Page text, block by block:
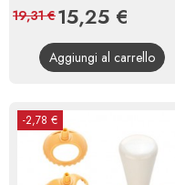
Prezzo
15,25 €
base
19,31 €
Aggiungi al carrello
-2,78 €